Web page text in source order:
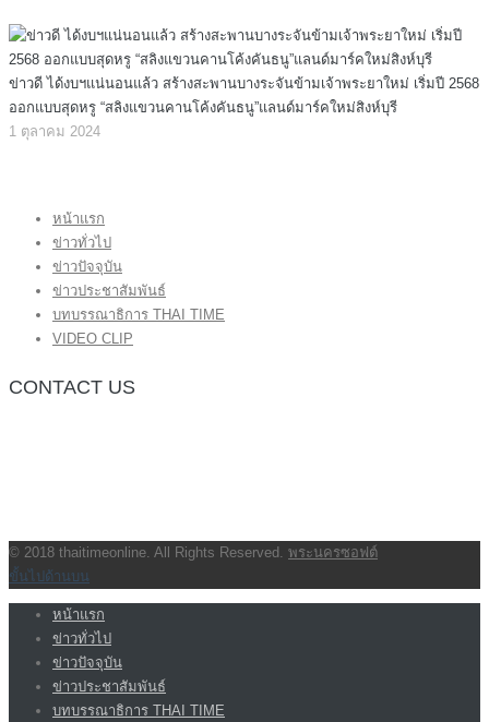
ข่าวดี ได้งบฯแน่นอนแล้ว สร้างสะพานบางระจันข้ามเจ้าพระยาใหม่ เริ่มปี 2568
ออกแบบสุดหรู “สลิงแขวนคานโค้งคันธนู”แลนด์มาร์คใหม่สิงห์บุรี
1 ตุลาคม 2024
หน้าแรก
ข่าวทั่วไป
ข่าวปัจจุบัน
ข่าวประชาสัมพันธ์
บทบรรณาธิการ THAI TIME
VIDEO CLIP
CONTACT US
© 2018 thaitimeonline. All Rights Reserved. พระนครซอฟต์
ขั้นไปด้านบน
หน้าแรก
ข่าวทั่วไป
ข่าวปัจจุบัน
ข่าวประชาสัมพันธ์
บทบรรณาธิการ THAI TIME